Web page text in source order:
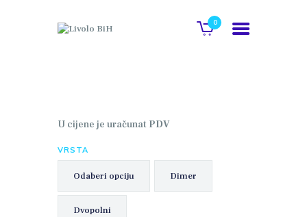
0
GALERIJA
KATALOG
KONTAKT
WEB SHOP
U cijene je uračunat PDV
VRSTA
Odaberi opciju Dimer
Dvopolni